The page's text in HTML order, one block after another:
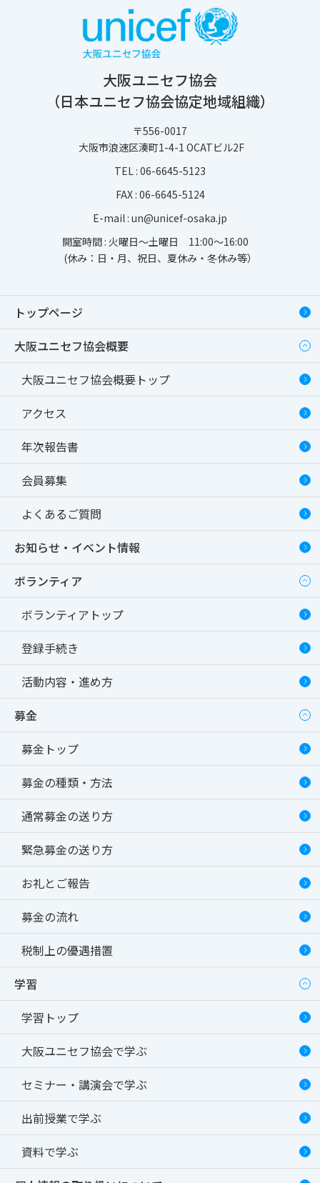
大阪ユニセフ協会
（日本ユニセフ協会協定地域組織）
〒556-0017
大阪市浪速区湊町1-4-1 OCATビル2F
TEL : 06-6645-5123
FAX : 06-6645-5124
E-mail : un@unicef-osaka.jp
開室時間 : 火曜日～土曜日 11:00～16:00
(休み：日・月、祝日、夏休み・冬休み等）
トップページ
大阪ユニセフ協会概要
大阪ユニセフ協会概要トップ
アクセス
年次報告書
会員募集
よくあるご質問
お知らせ・イベント情報
ボランティア
ボランティアトップ
登録手続き
活動内容・進め方
募金
募金トップ
募金の種類・方法
通常募金の送り方
緊急募金の送り方
お礼とご報告
募金の流れ
税制上の優遇措置
学習
学習トップ
大阪ユニセフ協会で学ぶ
セミナー・講演会で学ぶ
出前授業で学ぶ
資料で学ぶ